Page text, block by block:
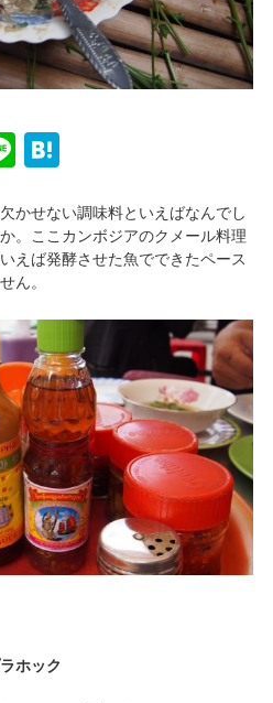
Line
かせない調味料といえばなんでし
。ここカンボジアのクメール料理
えば発酵させた魚でできたペース
ん。
ホック